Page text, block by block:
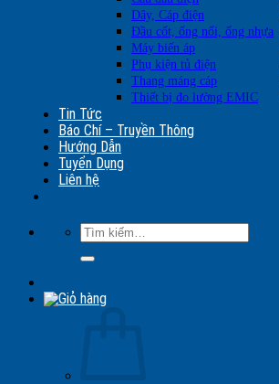
Dây, Cáp điện
Đầu cốt, ống nối, ống nhựa
Máy biến áp
Phụ kiện tủ điện
Thang máng cáp
Thiết bị đo lường EMIC
Tin Tức
Báo Chí – Truyền Thông
Hướng Dẫn
Tuyển Dụng
Liên hệ
Tìm
kiếm: